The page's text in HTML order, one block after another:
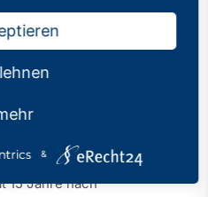
der guten
15 Jahre nach
&